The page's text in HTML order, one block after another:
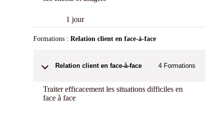
1 jour
Formations : Relation client en face-à-face
Relation client en face-à-face 4 Formations
Traiter efficacement les situations difficiles en
face à face